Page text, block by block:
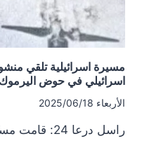
مسيرة اسرائيلية تلقي
اسرائيلي في حوض اليرموك
الأربعاء 2025/06/18
راسل درعا 24: